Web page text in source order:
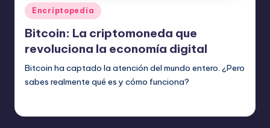
Publicado
en
Encriptopedia
Bitcoin: La criptomoneda que
revoluciona la economía digital
Bitcoin ha captado la atención del mundo entero. ¿Pero
sabes realmente qué es y cómo funciona?